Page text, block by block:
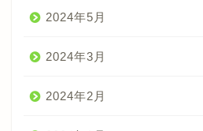
2024年5月
2024年3月
2024年2月